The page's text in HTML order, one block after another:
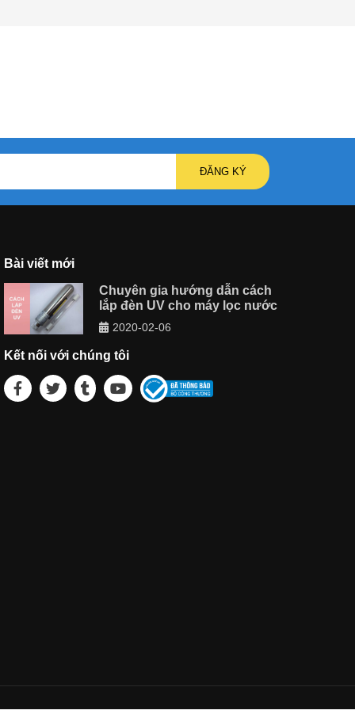
ĐĂNG KÝ
Bài viết mới
Chuyên gia hướng dẫn cách
lắp đèn UV cho máy lọc nước
2020-02-06
Kết nối với chúng tôi